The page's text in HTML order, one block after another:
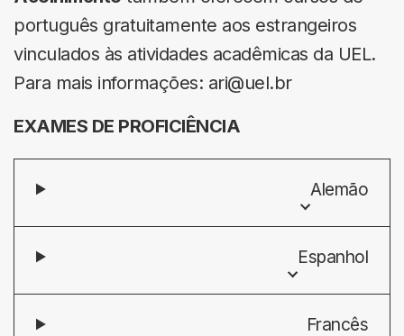
português gratuitamente aos estrangeiros
vinculados às atividades acadêmicas da UEL.
Para mais informações: ari@uel.br
EXAMES DE PROFICIÊNCIA
Alemão
Espanhol
Francês